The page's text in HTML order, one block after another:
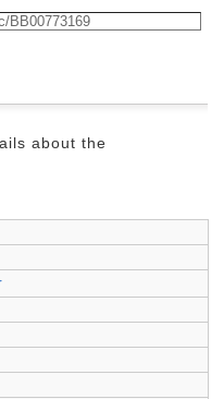
about the